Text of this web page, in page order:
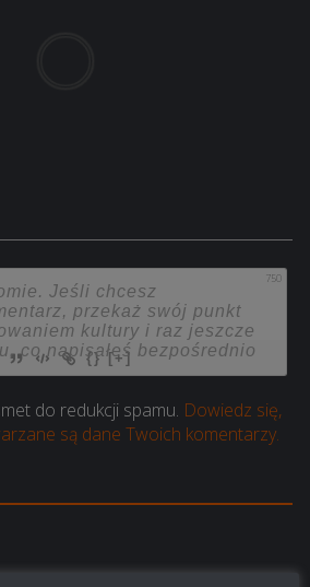
750
{} [+]
do redukcji spamu. Dowiedz się,
są dane Twoich komentarzy.